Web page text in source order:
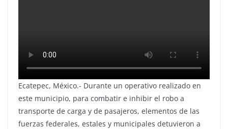
Ecatepec, México.- Durante un operativo realizado en
este municipio, para combatir e inhibir el robo a
transporte de carga y de pasajeros, elementos de las
fuerzas federales, estales y municipales detuvieron a